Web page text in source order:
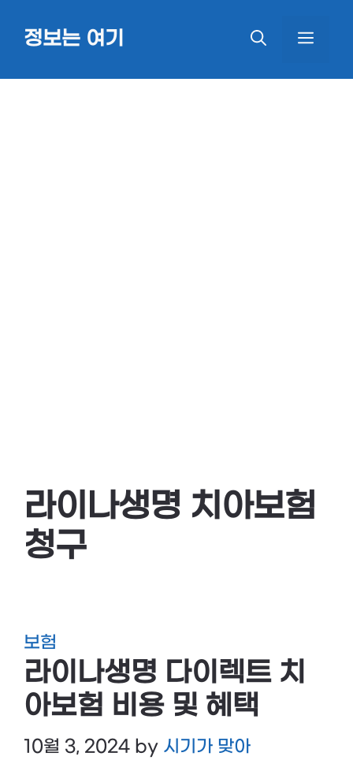
정보는 여기
라이나생명 치아보험
청구
보험
라이나생명 다이렉트 치
아보험 비용 및 혜택
10월 3, 2024 by 시기가 맞아